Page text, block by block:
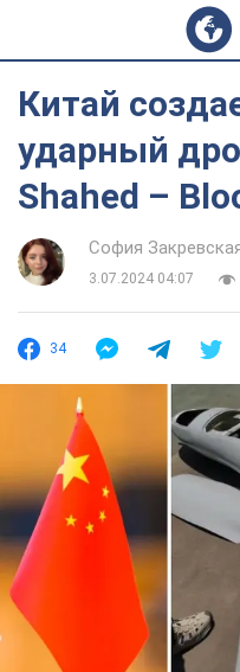
Китай
ударный
Shahed –
София
3.07.2024 04:07
34